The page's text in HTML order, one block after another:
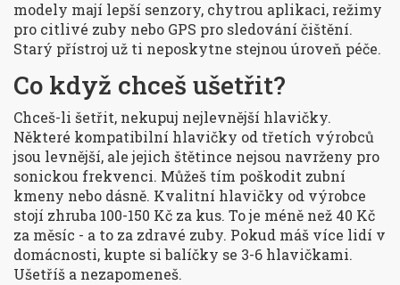
modely mají lepší senzory, chytrou aplikaci, režimy
pro citlivé zuby nebo GPS pro sledování čištění.
Starý přístroj už ti neposkytne stejnou úroveň péče.
Co když chceš ušetřit?
Chceš-li šetřit, nekupuj nejlevnější hlavičky.
Některé kompatibilní hlavičky od třetích výrobců
jsou levnější, ale jejich štětince nejsou navrženy pro
sonickou frekvenci. Můžeš tím poškodit zubní
kmeny nebo dásně. Kvalitní hlavičky od výrobce
stojí zhruba 100-150 Kč za kus. To je méně než 40 Kč
za měsíc - a to za zdravé zuby. Pokud máš více lidí v
domácnosti, kupte si balíčky se 3-6 hlavičkami.
Ušetříš a nezapomeneš.